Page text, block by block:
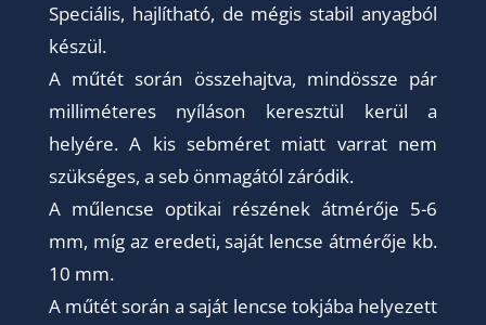
Speciális, hajlítható, de mégis stabil anyagból
készül.
A műtét során összehajtva, mindössze pár
milliméteres nyíláson keresztül kerül a
helyére. A kis sebméret miatt varrat nem
szükséges, a seb önmagától záródik.
A műlencse optikai részének átmérője 5-6
mm, míg az eredeti, saját lencse átmérője kb.
10 mm.
A műtét során a saját lencse tokjába helyezett